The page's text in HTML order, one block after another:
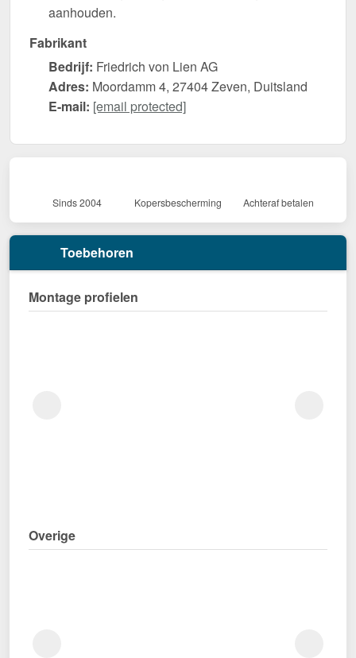
aanhouden.
Fabrikant
Bedrijf: Friedrich von Lien AG
Adres: Moordamm 4, 27404 Zeven, Duitsland
E-mail: [email protected]
Sinds 2004 Kopersbescherming Achteraf betalen
Toebehoren
Montage profielen
Overige